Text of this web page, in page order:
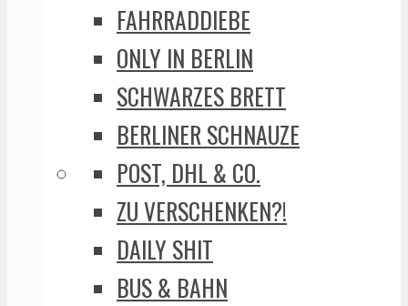
FAHRRADDIEBE
ONLY IN BERLIN
SCHWARZES BRETT
BERLINER SCHNAUZE
POST, DHL & CO.
ZU VERSCHENKEN?!
DAILY SHIT
BUS & BAHN